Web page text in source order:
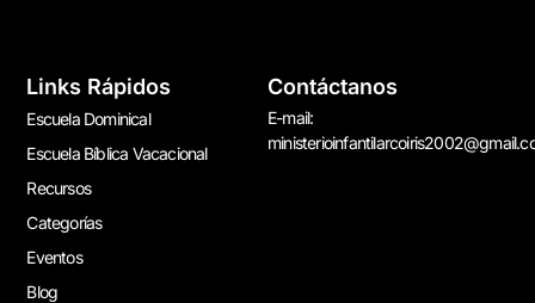
Links Rápidos
Escuela Dominical
Escuela Bíblica Vacacional
Recursos
Categorías
Eventos
Blog
Contáctanos
E-mail: